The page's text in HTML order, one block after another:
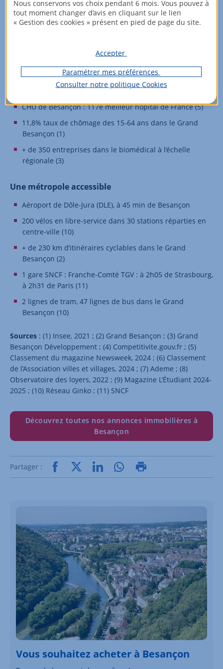
Besançon (1)
Labellisée “Territoires d’industrie”
4 pôles de compétitivité en région (4) dont le Pôle des
microtechniques à Besançon
+ de 1 300 ha d’espaces d’activités (2)
CHU de Besançon : 117e meilleur hôpital de France (5)
11,8% taux de chômage des 15-64 ans dans le Grand
Besançon (1)
+ de 350 entreprises dans le biomédical à l’échelle
régionale (3)
Une métropole accessible
Aéroport de Dôle-Jura (DLE), à 45 min de Besançon
200 vélos en libre-service dans 30 stations réparties en
centre-ville (10)
+ de 230 km d’itinéraires cyclables dans le Grand
Besançon (2)
1 gare SNCF : Franche-Comté TGV : à 2h05 de Strasbourg,
à 2h31 de Paris (11)
2 lignes de tram, 47 lignes de bus dans le Grand
Besançon (10)
Sources : (1) Insee, 2021 ; (2) Grand Besançon ; (3) Grand
Besançon Développement ; (4) Competitivite.gouv.fr ; (5)
Classement du magazine Newsweek, 2024 ; (6) Classement
de l’Association villes et villages, 2024 ; (7) Ademe ; (8)
Observatoire des loyers, 2022 ; (9) Magazine L’Étudiant 2024-
2025 ; (10) Réseau Ginko ; (11) SNCF
Découvrez toutes nos annonces immobilières à
Besançon
Partager :
Vous souhaitez acheter à Besançon
Nous conservons vos choix pendant 6 mois. Vous pouvez à
tout moment changer d’avis en cliquant sur le lien
« Gestion des cookies » présent en pied de page du site.
Accepter
Paramétrer mes préférences
Consulter notre politique Cookies